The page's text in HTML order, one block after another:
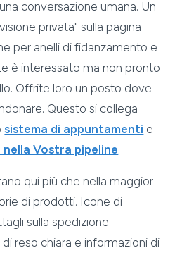
conversazione umana. Un
privata" sulla pagina
per anelli di fidanzamento e
è interessato ma non pronto
Offrite loro un posto dove
Questo si collega
sistema di appuntamenti e
Vostra pipeline.
qui più che nella maggior
di prodotti. Icone di
sulla spedizione
reso chiara e informazioni di